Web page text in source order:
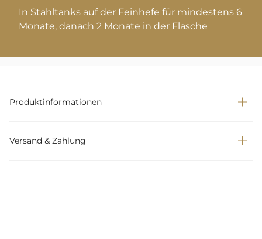
In Stahltanks auf der Feinhefe für mindestens 6
Monate, danach 2 Monate in der Flasche
Produktinformationen
Versand & Zahlung